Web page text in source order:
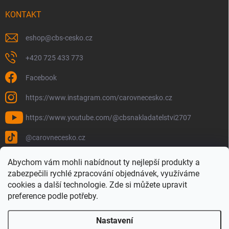
Abychom vám mohli nabídnout ty nejlepší produkty a
zabezpečili rychlé zpracování objednávek, využíváme
cookies a další technologie. Zde si můžete upravit
preference podle potřeby.
Nastavení
KONTAKT
eshop@cbs-cesko.cz
+420 725 433 773
Facebook
https://www.instagram.com/carovnecesko.cz
https://www.youtube.com/@cbsnakladatelstvi2707
@carovnecesko.cz